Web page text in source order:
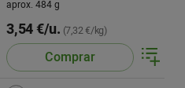
aprox. 484 g
3,54 €/u. (7,32 €/kg)
Comprar